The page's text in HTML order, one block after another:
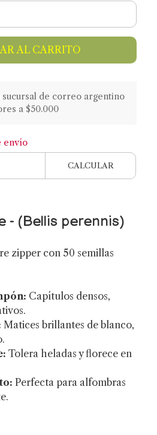
AL CARRITO
sucursal de correo argentino
a $50.000
envío
CALCULAR
- (Bellis perennis)
zipper con 50 semillas
Capítulos densos,
Matices brillantes de blanco,
Tolera heladas y florece en
Perfecta para alfombras